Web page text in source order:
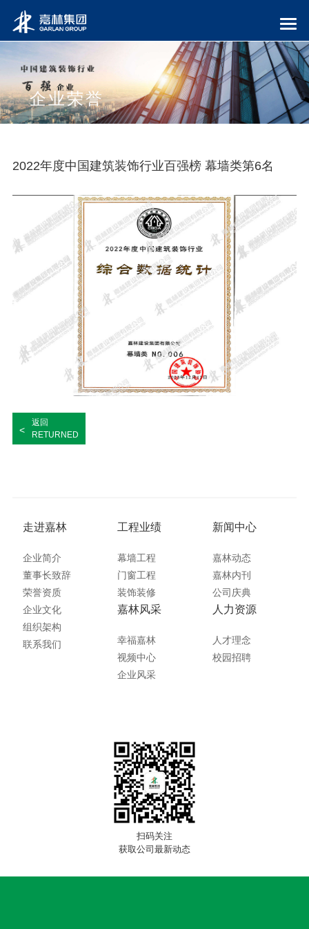
企业荣誉
2022年度中国建筑装饰行业百强榜 幕墙类第6名
<
返回
RETURNED
走进嘉林
企业简介
董事长致辞
荣誉资质
企业文化
组织架构
联系我们
工程业绩
幕墙工程
门窗工程
装饰装修
新闻中心
嘉林动态
嘉林内刊
公司庆典
嘉林风采
幸福嘉林
视频中心
企业风采
人力资源
人才理念
校园招聘
扫码关注
获取公司最新动态